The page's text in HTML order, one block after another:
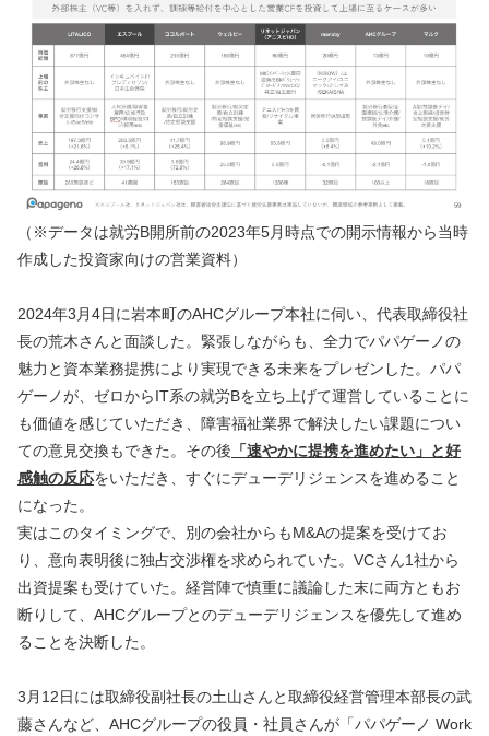
（※データは就労B開所前の2023年5月時点での開示情報から当時
作成した投資家向けの営業資料）
2024年3月4日に岩本町のAHCグループ本社に伺い、代表取締役社
長の荒木さんと面談した。緊張しながらも、全力でパパゲーノの
魅力と資本業務提携により実現できる未来をプレゼンした。パパ
ゲーノが、ゼロからIT系の就労Bを立ち上げて運営していることに
も価値を感じていただき、障害福祉業界で解決したい課題につい
ての意見交換もできた。その後 「速やかに提携を進めたい」と好
感触の反応をいただき、すぐにデューデリジェンスを進めること
になった。
実はこのタイミングで、別の会社からもM&Aの提案を受けてお
り、意向表明後に独占交渉権を求められていた。VCさん1社から
出資提案も受けていた。経営陣で慎重に議論した末に両方ともお
断りして、AHCグループとのデューデリジェンスを優先して進め
ることを決断した。
3月12日には取締役副社長の土山さんと取締役経営管理本部長の武
藤さんなど、AHCグループの役員・社員さんが「パパゲーノ Work